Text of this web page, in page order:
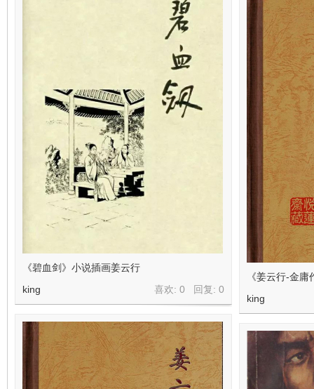
《碧血剑》小说插画姜云行
喜欢: 0 回复: 0
king
《姜云行-金
king